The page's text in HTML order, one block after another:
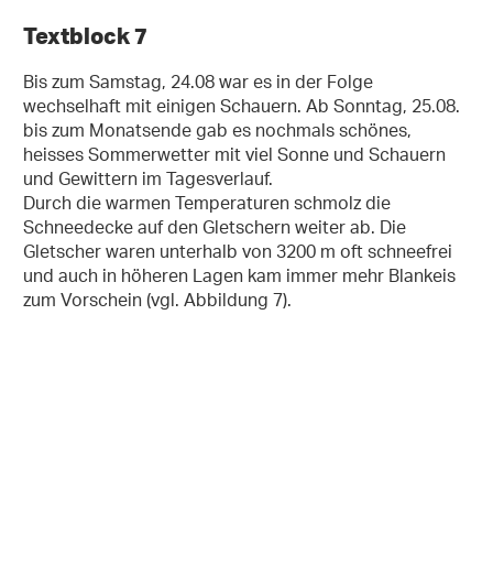
Textblock 7
Bis zum Samstag, 24.08 war es in der Folge
wechselhaft mit einigen Schauern. Ab Sonntag, 25.08.
bis zum Monatsende gab es nochmals schönes,
heisses Sommerwetter mit viel Sonne und Schauern
und Gewittern im Tagesverlauf.
Durch die warmen Temperaturen schmolz die
Schneedecke auf den Gletschern weiter ab. Die
Gletscher waren unterhalb von 3200 m oft schneefrei
und auch in höheren Lagen kam immer mehr Blankeis
zum Vorschein (vgl. Abbildung 7).